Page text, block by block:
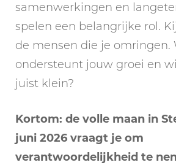
samenwerkingen en
spelen een belangrijke rol.
de mensen die je omringen.
ondersteunt jouw groei en
juist klein?
Kortom: de volle maan in
juni 2026 vraagt je om
verantwoordelijkheid te